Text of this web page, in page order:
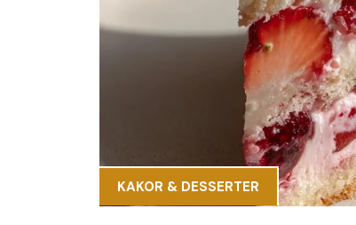
KAKOR & DESSERTER